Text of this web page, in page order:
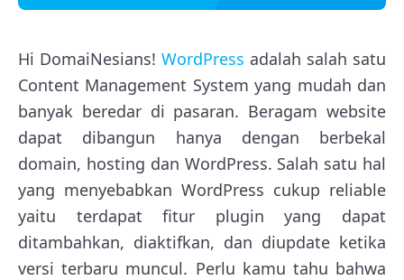
Hi DomaiNesians! WordPress adalah salah satu
Content Management System yang mudah dan
banyak beredar di pasaran. Beragam website
dapat dibangun hanya dengan berbekal
domain, hosting dan WordPress. Salah satu hal
yang menyebabkan WordPress cukup reliable
yaitu terdapat fitur plugin yang dapat
ditambahkan, diaktifkan, dan diupdate ketika
versi terbaru muncul. Perlu kamu tahu bahwa